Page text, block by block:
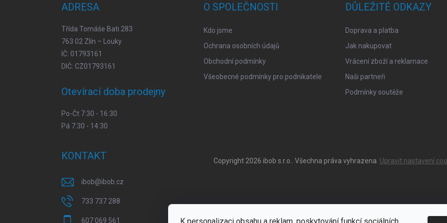
ADRESA
Třída Tomáše Bati 283
763 02 Zlín – Louky
IČ: 01793161
DIČ: CZ01793161
Otevírací doba prodejny
Po-Čt 7:30 - 16:30
Pá 7:30 - 14:30
O SPOLEČNOSTI
Kdo jsme
Ochrana osobních údajů
Obchodní podmínky
Všeobecné podmínky pro podnikatele
DŮLEŽITÉ ODKAZY
Doprava a platba
Jak nakupovat
Vrácení zboží a reklamace
Naši partneři
Podmínky soutěže
KONTAKT
ibob@ibob.cz
733 737 288
607 069 561
Copyright 2026 ibob s.r.o. . Všechna práva vyhrazena. Upravit nastavení